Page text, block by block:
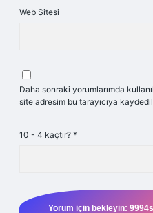
Web Sitesi
Daha sonraki yorumlarımda
site adresim bu tarayıcıya
10 - 4 kaçtır? *